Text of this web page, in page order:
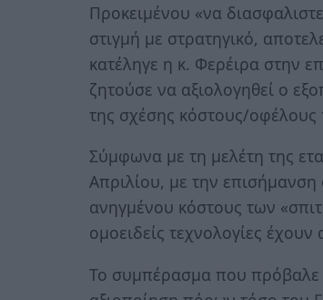
Προκειμένου «να
στιγμή με στρατηγικό,
κατέληγε η κ. Φερέιρα στην
ζητούσε να αξιολογηθεί ο
της σχέσης κόστους/
Σύμφωνα με τη μελέτη της
Απριλίου, με την επισήμανση
ανηγμένου κόστους των
ομοειδείς τεχνολογίες
Το συμπέρασμα που πρόβαλε